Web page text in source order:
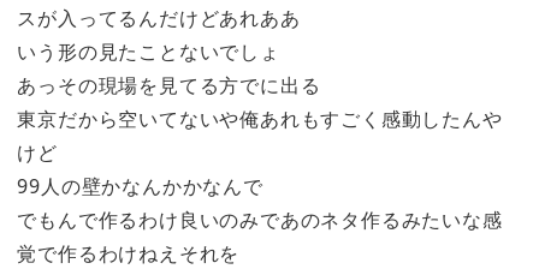
スが入ってるんだけどあれああ
いう形の見たことないでしょ
あっその現場を見てる方でに出る
東京だから空いてないや俺あれもすごく感動したんや
けど
99人の壁かなんかかなんで
でもんで作るわけ良いのみであのネタ作るみたいな感
覚で作るわけねえそれを